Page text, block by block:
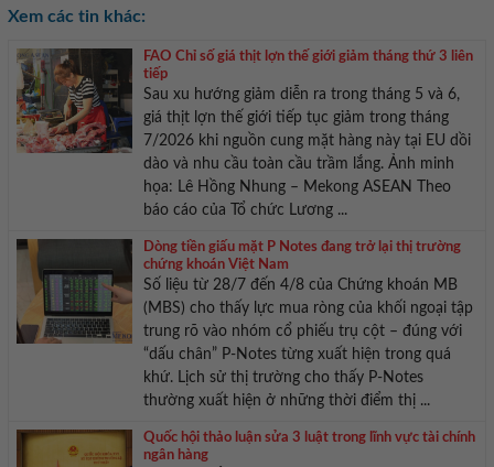
Xem các tin khác:
FAO Chỉ số giá thịt lợn thế giới giảm tháng thứ 3 liên
tiếp
Sau xu hướng giảm diễn ra trong tháng 5 và 6,
giá thịt lợn thế giới tiếp tục giảm trong tháng
7/2026 khi nguồn cung mặt hàng này tại EU dồi
dào và nhu cầu toàn cầu trầm lắng. Ảnh minh
họa: Lê Hồng Nhung – Mekong ASEAN Theo
báo cáo của Tổ chức Lương ...
Dòng tiền giấu mặt P Notes đang trở lại thị trường
chứng khoán Việt Nam
Số liệu từ 28/7 đến 4/8 của Chứng khoán MB
(MBS) cho thấy lực mua ròng của khối ngoại tập
trung rõ vào nhóm cổ phiếu trụ cột – đúng với
“dấu chân” P-Notes từng xuất hiện trong quá
khứ. Lịch sử thị trường cho thấy P-Notes
thường xuất hiện ở những thời điểm thị ...
Quốc hội thảo luận sửa 3 luật trong lĩnh vực tài chính
ngân hàng